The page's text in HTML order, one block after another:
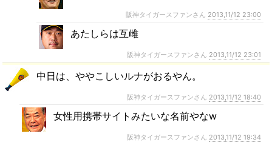
阪神タイガースファンさん 2013,11/12 23:00
あたしらは互雌
阪神タイガースファンさん 2013,11/12 23:01
中日は、ややこしいルナがおるやん。
阪神タイガースファンさん 2013,11/12 18:40
女性用携帯サイトみたいな名前やなw
阪神タイガースファンさん 2013,11/12 19:34